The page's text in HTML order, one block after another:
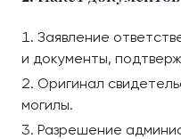
Заявление
и документы,
Оригинал
могилы.
Разрешение